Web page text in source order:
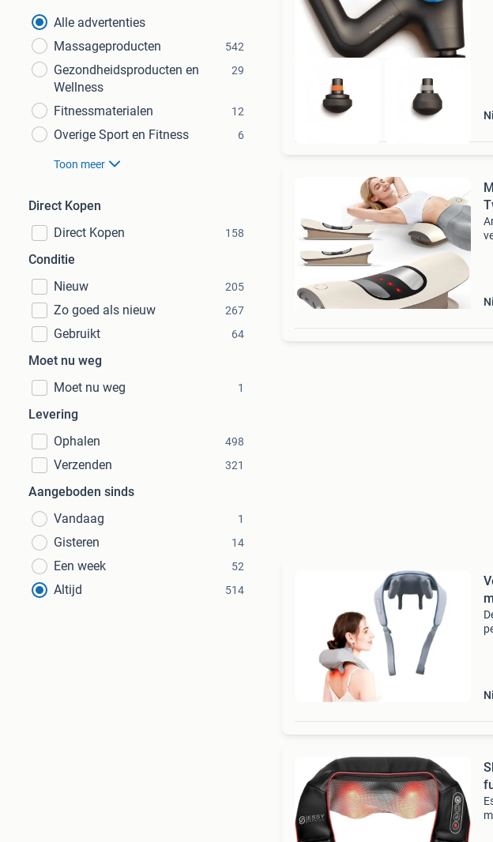
Alle advertenties
Massageproducten
542
Gezondheidsproducten en
Wellness
29
Fitnessmaterialen 12
Overige Sport en Fitness 6
Toon meer
Direct Kopen
Direct Kopen
158
Conditie
Nieuw
205
Zo goed als nieuw 267
Gebruikt 64
Moet nu weg
Moet nu weg
1
Levering
Ophalen
498
Verzenden 321
Aangeboden sinds
Vandaag
1
Gisteren 14
Een week 52
Altijd 514